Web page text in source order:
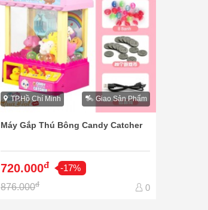
TP.Hồ Chí Minh Giao Sản Phẩm
Máy Gắp Thú Bông Candy Catcher
720.000đ
-17%
876.000đ 0